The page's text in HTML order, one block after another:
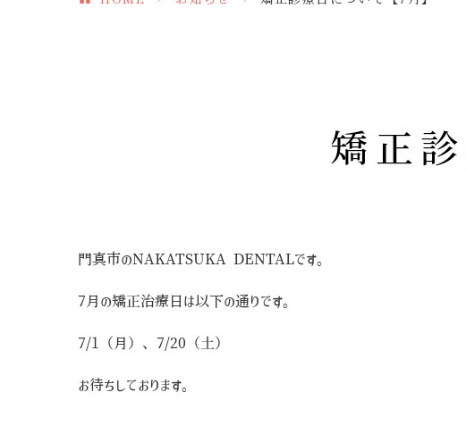
矯正
門真市のNAKATSUKA DENTALです。
7月の矯正治療日は以下の通りです。
7/1（月）、7/20（土）
お待ちしております。